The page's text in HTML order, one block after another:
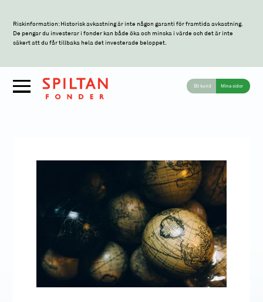
Riskinformation: Historisk avkastning är inte någon garanti för framtida avkastning.
De pengar du investerar i fonder kan både öka och minska i värde och det är inte
säkert att du får tillbaka hela det investerade beloppet.
Bli kund Mina sidor